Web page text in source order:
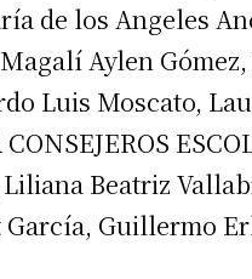
de los Angeles
Aylen
Luis Moscato,
Beatriz
Guillermo